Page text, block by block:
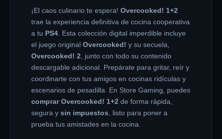
¡El caos culinario te espera! Overcooked! 1+2
trae la experiencia definitiva de cocina cooperativa
a tu PS4. Esta colección digital imperdible incluye
el juego original Overcooked! y su secuela,
Overcooked! 2, junto con todo su contenido
descargable adicional. Prepárate para gritar, reír y
coordinarte con tus amigos en cocinas ridículas y
escenarios de pesadilla. En Store Gaming, puedes
comprar Overcooked! 1+2 de forma rápida,
segura y sin impuestos, listo para poner a
prueba tus amistades en la cocina.